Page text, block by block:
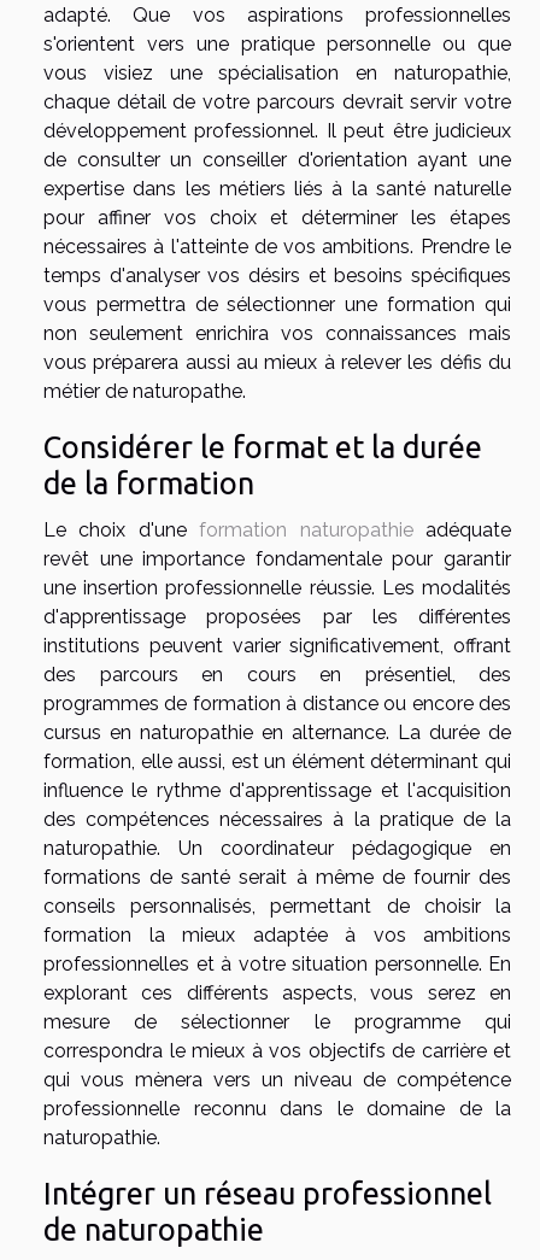
adapté. Que vos aspirations professionnelles
s'orientent vers une pratique personnelle ou que
vous visiez une spécialisation en naturopathie,
chaque détail de votre parcours devrait servir votre
développement professionnel. Il peut être judicieux
de consulter un conseiller d'orientation ayant une
expertise dans les métiers liés à la santé naturelle
pour affiner vos choix et déterminer les étapes
nécessaires à l'atteinte de vos ambitions. Prendre le
temps d'analyser vos désirs et besoins spécifiques
vous permettra de sélectionner une formation qui
non seulement enrichira vos connaissances mais
vous préparera aussi au mieux à relever les défis du
métier de naturopathe.
Considérer le format et la durée
de la formation
Le choix d'uneformation naturopathieadéquate
revêt une importance fondamentale pour garantir
une insertion professionnelle réussie. Les modalités
d'apprentissage proposées par les différentes
institutions peuvent varier significativement, offrant
des parcours en cours en présentiel, des
programmes de formation à distance ou encore des
cursus en naturopathie en alternance. La durée de
formation, elle aussi, est un élément déterminant qui
influence le rythme d'apprentissage et l'acquisition
des compétences nécessaires à la pratique de la
naturopathie. Un coordinateur pédagogique en
formations de santé serait à même de fournir des
conseils personnalisés, permettant de choisir la
formation la mieux adaptée à vos ambitions
professionnelles et à votre situation personnelle. En
explorant ces différents aspects, vous serez en
mesure de sélectionner le programme qui
correspondra le mieux à vos objectifs de carrière et
qui vous mènera vers un niveau de compétence
professionnelle reconnu dans le domaine de la
naturopathie.
Intégrer un réseau professionnel
de naturopathie